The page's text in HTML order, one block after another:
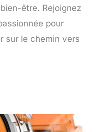
être. Rejoignez
pour
sur le chemin vers